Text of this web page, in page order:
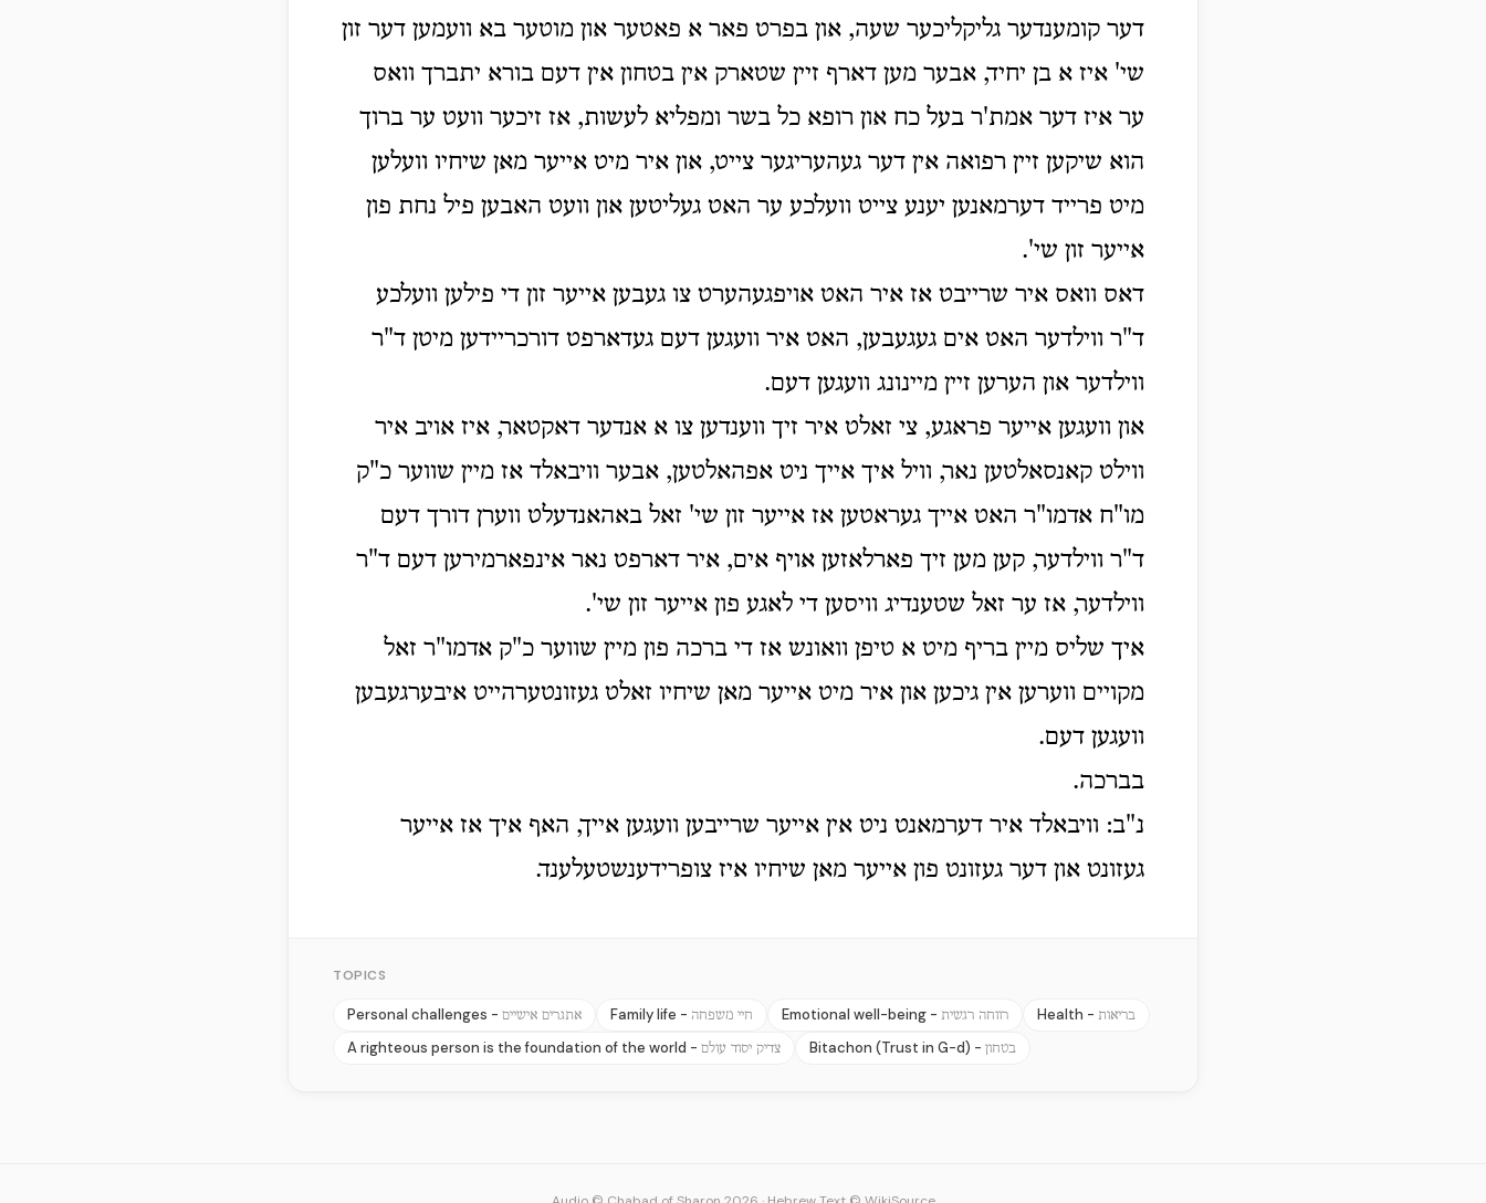
דער קומענדער גליקליכער שעה, און בפרט פאר א פאטער און מוטער בא וועמען דער זון
שי' איז א בן יחיד, אבער מען דארף זיין שטארק אין בטחון אין דעם בורא יתברך וואס
ער איז דער אמת'ר בעל כח און רופא כל בשר ומפליא לעשות, אז זיכער וועט ער ברוך
הוא שיקען זיין רפואה אין דער געהעריגער צייט, און איר מיט אייער מאן שיחיו וועלען
מיט פרייד דערמאנען יענע צייט וועלכע ער האט געליטען און וועט האבען פיל נחת פון
אייער זון שי'.
דאס וואס איר שרייבט אז איר האט אויפגעהערט צו געבען אייער זון די פילען וועלכע
ד"ר ווילדער האט אים געגעבען, האט איר וועגען דעם געדארפט דורכריידען מיטן ד"ר
ווילדער און הערען זיין מיינונג וועגען דעם.
און וועגען אייער פראגע, צי זאלט איר זיך ווענדען צו א אנדער דאקטאר, איז אויב איר
ווילט קאנסאלטען נאר, וויל איך אייך ניט אפהאלטען, אבער וויבאלד אז מיין שווער כ"ק
מו"ח אדמו"ר האט אייך געראטען אז אייער זון שי' זאל באהאנדעלט ווערן דורך דעם
ד"ר ווילדער, קען מען זיך פארלאזען אויף אים, איר דארפט נאר אינפארמירען דעם ד"ר
ווילדער, אז ער זאל שטענדיג וויסען די לאגע פון אייער זון שי'.
איך שליס מיין בריף מיט א טיפן וואונש אז די ברכה פון מיין שווער כ"ק אדמו"ר זאל
מקויים ווערען אין גיכען און איר מיט אייער מאן שיחיו זאלט געזונטערהייט איבערגעבען
וועגען דעם.
בברכה.
נ"ב: וויבאלד איר דערמאנט ניט אין אייער שרייבען וועגען אייך, האף איך אז אייער
געזונט און דער געזונט פון אייער מאן שיחיו איז צופרידענשטעלענד.
TOPICS
Personal challenges - אתגרים אישיים Family life - חיי משפחה Emotional well-being - רווחה רגשית Health - בריאות
A righteous person is the foundation of the world - צדיק יסוד עולם Bitachon (Trust in G-d) - בטחון